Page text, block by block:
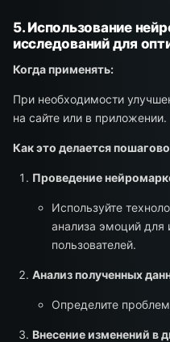
5. Использование
исследований для
Когда применять:
При необходимости
на сайте или в приложении.
Как это делается
Проведение
Используйте
анализа эмоций для
пользователей.
Анализ полученных
Определите
Внесение изменений в